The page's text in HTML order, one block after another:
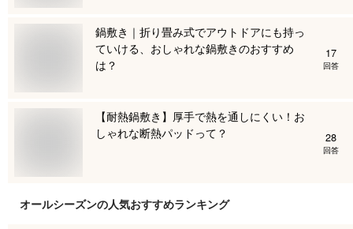
鍋敷き｜折り畳み式でアウトドアにも持っ
ていける、おしゃれな鍋敷きのおすすめ
は？
17
回答
【耐熱鍋敷き】厚手で熱を通しにくい！お
しゃれな断熱パッドって？
28
回答
オールシーズンの人気おすすめランキング